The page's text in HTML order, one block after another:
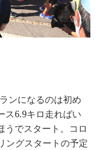
ンになるのは初め
ス6.9キロ走ればい
うでスタート。コロ
ングスタートの予定